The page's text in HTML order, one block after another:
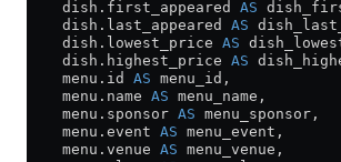
    dish
. first_appeared AS
    dish
. last_appeared AS
    dish
. lowest_price AS
    dish
. highest_price AS
    menu
. id AS menu_id,
    menu
. name AS menu_name,
    menu
. sponsor AS menu_sponsor,
    menu
. event AS menu_event,
    menu
. venue AS menu_venue,